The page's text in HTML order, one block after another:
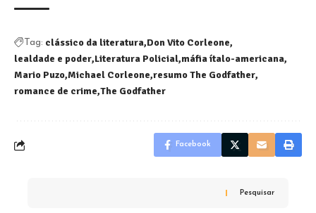
Tag: clássico da literatura Don Vito Corleone
lealdade e poder Literatura Policial máfia ítalo-americana
Mario Puzo Michael Corleone resumo The Godfather
romance de crime The Godfather
Facebook
Pesquisar